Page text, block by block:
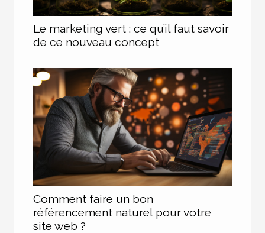
Le marketing vert : ce qu’il faut savoir
de ce nouveau concept
Comment faire un bon
référencement naturel pour votre
site web ?